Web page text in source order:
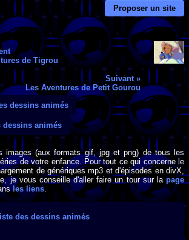
Proposer un site
de Tigrou
Suivant »
Les Aventures de Petit Gourou
dessins animés
dessins animés
images (aux formats gif, jpg et png) de tous les
de votre enfance. Pour tout ce qui concerne le
de génériques mp3 et d'épisodes en divX,
je vous conseille d'aller faire un tour sur la page
les liens.
des dessins animés